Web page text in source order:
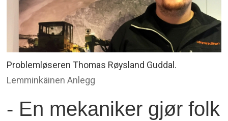
Problemløseren Thomas Røysland Guddal.
Lemminkäinen Anlegg
- En mekaniker gjør folk